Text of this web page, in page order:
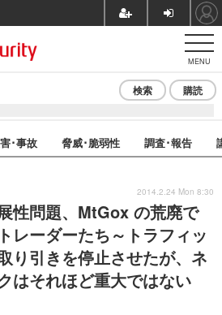
MENU
検索 購読
･事故 脅威･脆弱性 調査･報告
性問題、MtGox の荒廃で
レーダーたち～トラフィッ
り引きを停止させたが、ネ
はそれほど重大ではない
2014.2.24 Mon 8:30